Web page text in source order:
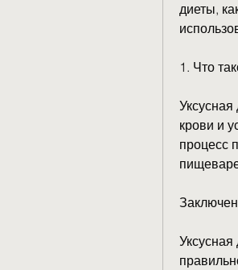
диеты,
1. Что
Уксусная
крови и
процесс